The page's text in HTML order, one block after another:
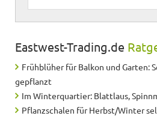
Eastwest-Trading.de
Frühblüher für Balkon und Garten:
gepflanzt
Im Winterquartier: Blattlaus,
Pflanzschalen für Herbst/Winter